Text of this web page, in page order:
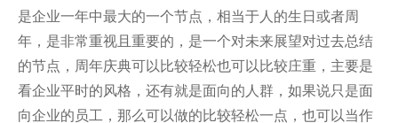
是企业一年中最大的一个节点，相当于人的生日或者周
年，是非常重视且重要的，是一个对未来展望对过去总结
的节点，周年庆典可以比较轻松也可以比较庄重，主要是
看企业平时的风格，还有就是面向的人群，如果说只是面
向企业的员工，那么可以做的比较轻松一点，也可以当作